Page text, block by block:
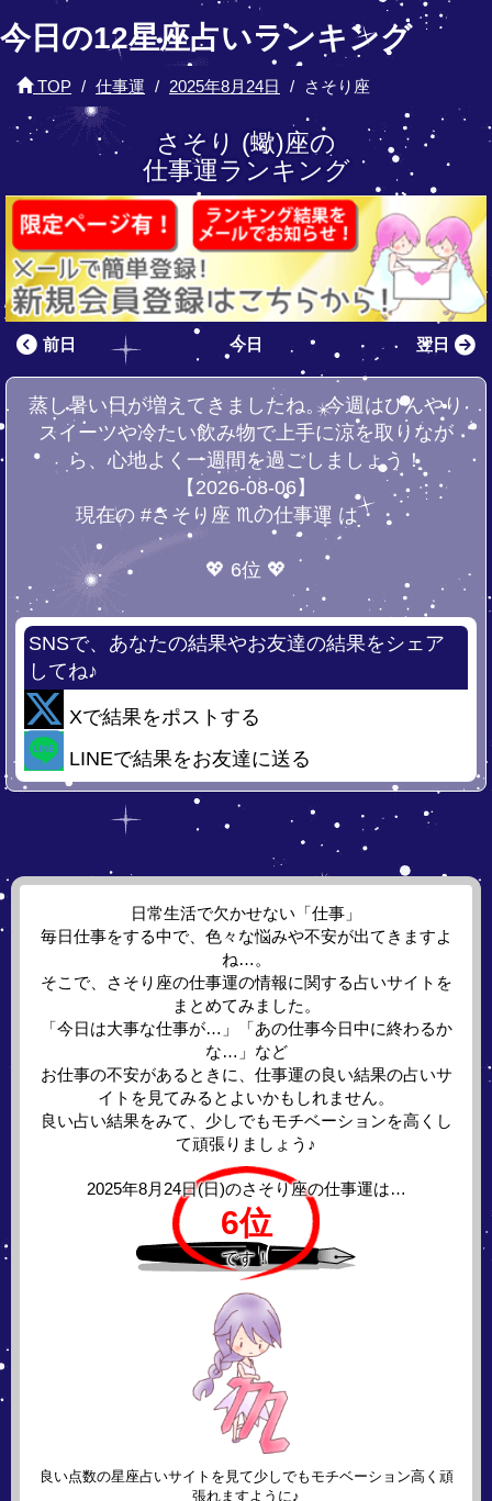
今日の12星座占いランキング
TOP 仕事運 2025年8月24日 さそり座
さそり (蠍)座の
仕事運ランキング
前日 今日 翌日
蒸し暑い日が増えてきましたね。今週はひんやり
スイーツや冷たい飲み物で上手に涼を取りなが
ら、心地よく一週間を過ごしましょう！
【2026-08-06】
現在の #さそり座 ♏の仕事運 は・・・
💖 6位 💖
SNSで、あなたの結果やお友達の結果をシェア
してね♪
Xで結果をポストする
LINEで結果をお友達に送る
日常生活で欠かせない「仕事」
毎日仕事をする中で、色々な悩みや不安が出てきますよ
ね…。
そこで、さそり座の仕事運の情報に関する占いサイトを
まとめてみました。
「今日は大事な仕事が…」「あの仕事今日中に終わるか
な…」など
お仕事の不安があるときに、仕事運の良い結果の占いサ
イトを見てみるとよいかもしれません。
良い占い結果をみて、少しでもモチベーションを高くし
て頑張りましょう♪
2025年8月24日(日)のさそり座の仕事運は…
6位
です！
良い点数の星座占いサイトを見て少しでもモチベーション高く頑
張れますように♪